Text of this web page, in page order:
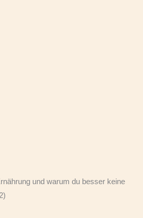
und warum du besser keine